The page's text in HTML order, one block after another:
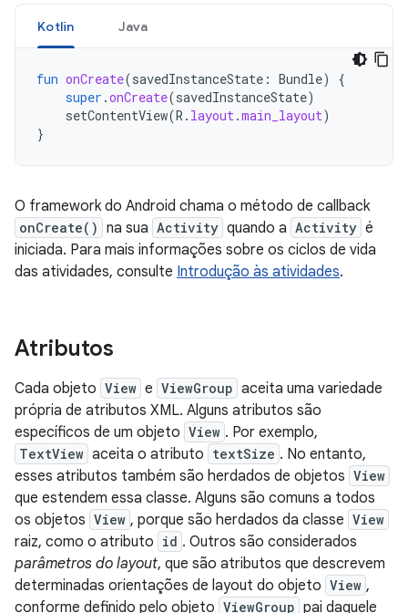
Kotlin Java
fun onCreate(savedInstanceState : Bundle)
{
super .onCreate(savedInstanceState)
setContentView(R . layout.main_layout)
}
O framework do Android chama o método de callback
onCreate() na sua Activity quando a Activity é
iniciada. Para mais informações sobre os ciclos de vida
das atividades, consulte Introdução às atividades.
Atributos
Cada objeto View e ViewGroup aceita uma variedade
própria de atributos XML. Alguns atributos são
específicos de um objeto View . Por exemplo,
TextView aceita o atributo textSize . No entanto,
esses atributos também são herdados de objetos View
que estendem essa classe. Alguns são comuns a todos
os objetos View , porque são herdados da classe View
raiz, como o atributo id . Outros são considerados
parâmetros do layout, que são atributos que descrevem
determinadas orientações de layout do objeto View ,
conforme definido pelo objeto ViewGroup pai daquele